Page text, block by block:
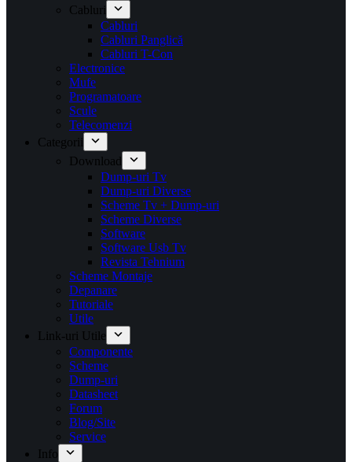
Cabluri
Cabluri
Cabluri Panglică
Cabluri T-Con
Electronice
Mufe
Programatoare
Scule
Telecomenzi
Categorii
Download
Dump-uri Tv
Dump-uri Diverse
Scheme Tv + Dump-uri
Scheme Diverse
Software
Software Usb Tv
Revista Tehnium
Scheme Montaje
Depanare
Tutoriale
Utile
Link-uri Utile
Componente
Scheme
Dump-uri
Datasheet
Forum
Blog/Site
Service
Info